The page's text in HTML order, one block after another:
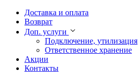
Доставка и оплата
Возврат
Доп. услуги
Подключение, утилизация
Ответственное хранение
Акции
Контакты